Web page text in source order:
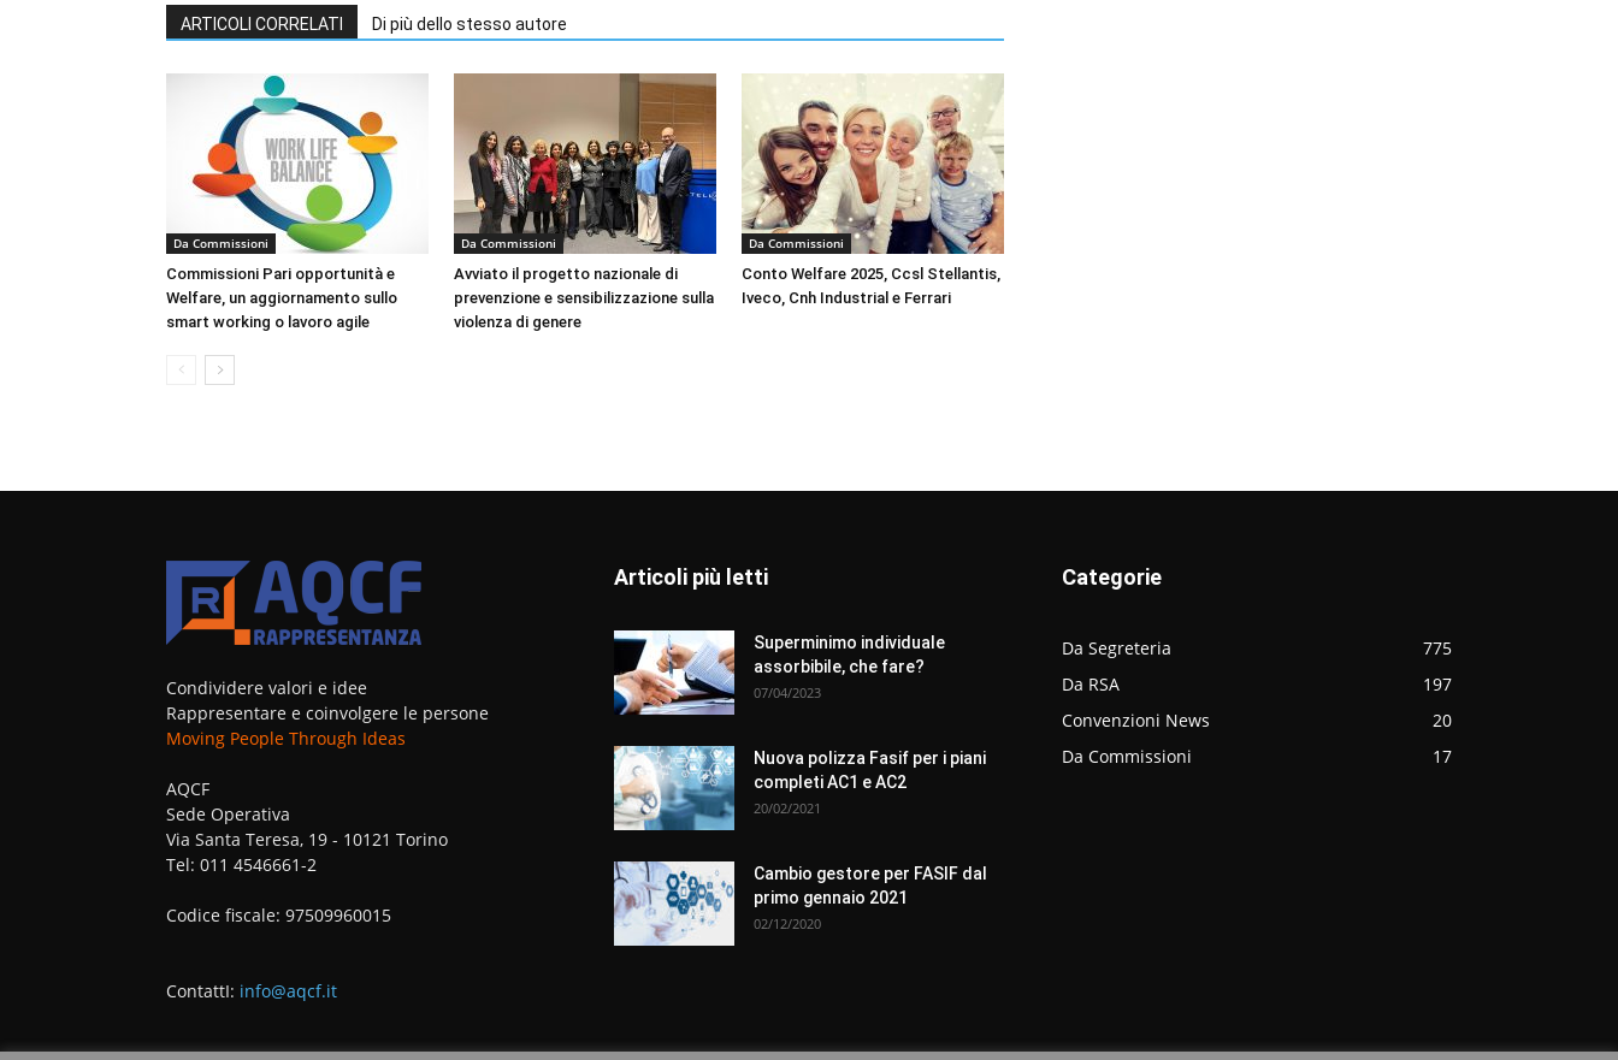
ARTICOLI CORRELATI Di più dello stesso autore
Da Commissioni
Commissioni Pari opportunità e
Welfare, un aggiornamento sullo
smart working o lavoro agile
Da Commissioni
Avviato il progetto nazionale di
prevenzione e sensibilizzazione sulla
violenza di genere
Da Commissioni
Conto Welfare 2025, Ccsl Stellantis,
Iveco, Cnh Industrial e Ferrari
Condividere valori e idee
Rappresentare e coinvolgere le persone
Moving People Through Ideas
AQCF
Sede Operativa
Via Santa Teresa, 19 - 10121 Torino
Tel: 011 4546661-2
Codice fiscale: 97509960015
ContattI: info@aqcf.it
Articoli più letti
Superminimo individuale
assorbibile, che fare?
07/04/2023
Nuova polizza Fasif per i piani
completi AC1 e AC2
20/02/2021
Cambio gestore per FASIF dal
primo gennaio 2021
02/12/2020
Categorie
Da Segreteria
775
Da RSA
197
Convenzioni News
20
Da Commissioni
17